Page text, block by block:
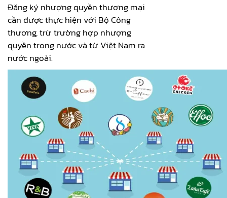
Đăng ký nhượng quyền thương mại
cần được thực hiện với Bộ Công
thương, trừ trường hợp nhượng
quyền trong nước và từ Việt Nam ra
nước ngoài.